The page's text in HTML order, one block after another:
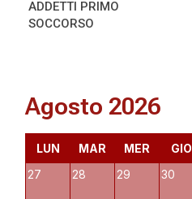
ADDETTI PRIMO
SOCCORSO
Agosto 2026
LUN MAR MER GIO
27
28 29 30